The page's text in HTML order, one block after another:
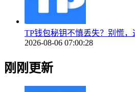
TP钱包秘钥不慎丢失？别慌
2026-08-06 07:00:28
刚刚更新